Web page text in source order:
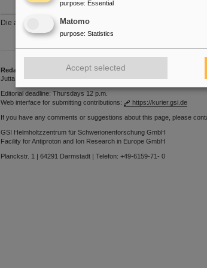
Die aktuellen internen Stellenausschreibungen finden Sie auch
Redaktion
Jutta Leroudier | Phone: 2634 | Email:
J.Leroudier@gsi.de
Editorial deadline: Thursdays 12 p.m.
Web interface for submitting contributions:
https://kurier.gsi.de
If you have any comments or suggestions about this page, please
GSI Helmholtzzentrum für Schwerionenforschung GmbH
Facility for Antiproton and Ion Research in Europe GmbH
Planckstr. 1 | 64291 Darmstadt | Telefon: +49-6159-71- 0
purpose: Essential
Matomo
purpose: Statistics
Accept selected